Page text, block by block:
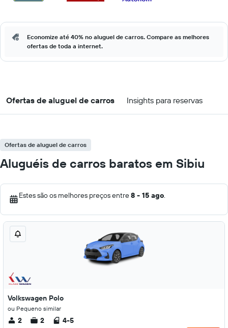
Economize até 40% no aluguel de carros. Compare as melhores
ofertas de toda a internet.
Ofertas de aluguel de carros Insights para reservas
Ofertas de aluguel de carros
Aluguéis de carros baratos em Sibiu
Estes são os melhores preços entre8 - 15 ago.
Volkswagen Polo
ou Pequeno similar
2 2 4-5